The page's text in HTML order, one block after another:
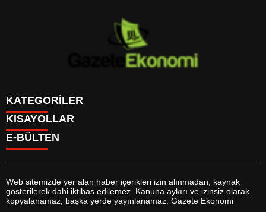
KATEGORİLER
GÜNDEM
DÜNYA
SİYASET
MAGAZİN
SAĞLIK
EĞİTİM
YAŞAM
KISAYOLLAR
BURÇLAR
FİKSTÜR
FİRMA EKLE
FİRMA REHBERİ
E-BÜLTEN
gazeteekonomi.com e-bültenine abone olarak, tarafınıza haber,
Web sitemizde yer alan haber içerikleri izin alınmadan, kaynak
gösterilerek dahi iktibas edilemez. Kanuna aykırı ve izinsiz olarak
kopyalanamaz, başka yerde yayınlanamaz. Gazete Ekonomi